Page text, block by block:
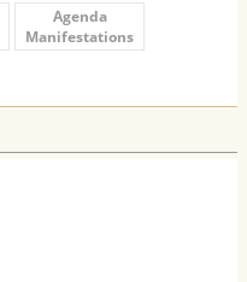
Agenda
Manifestations